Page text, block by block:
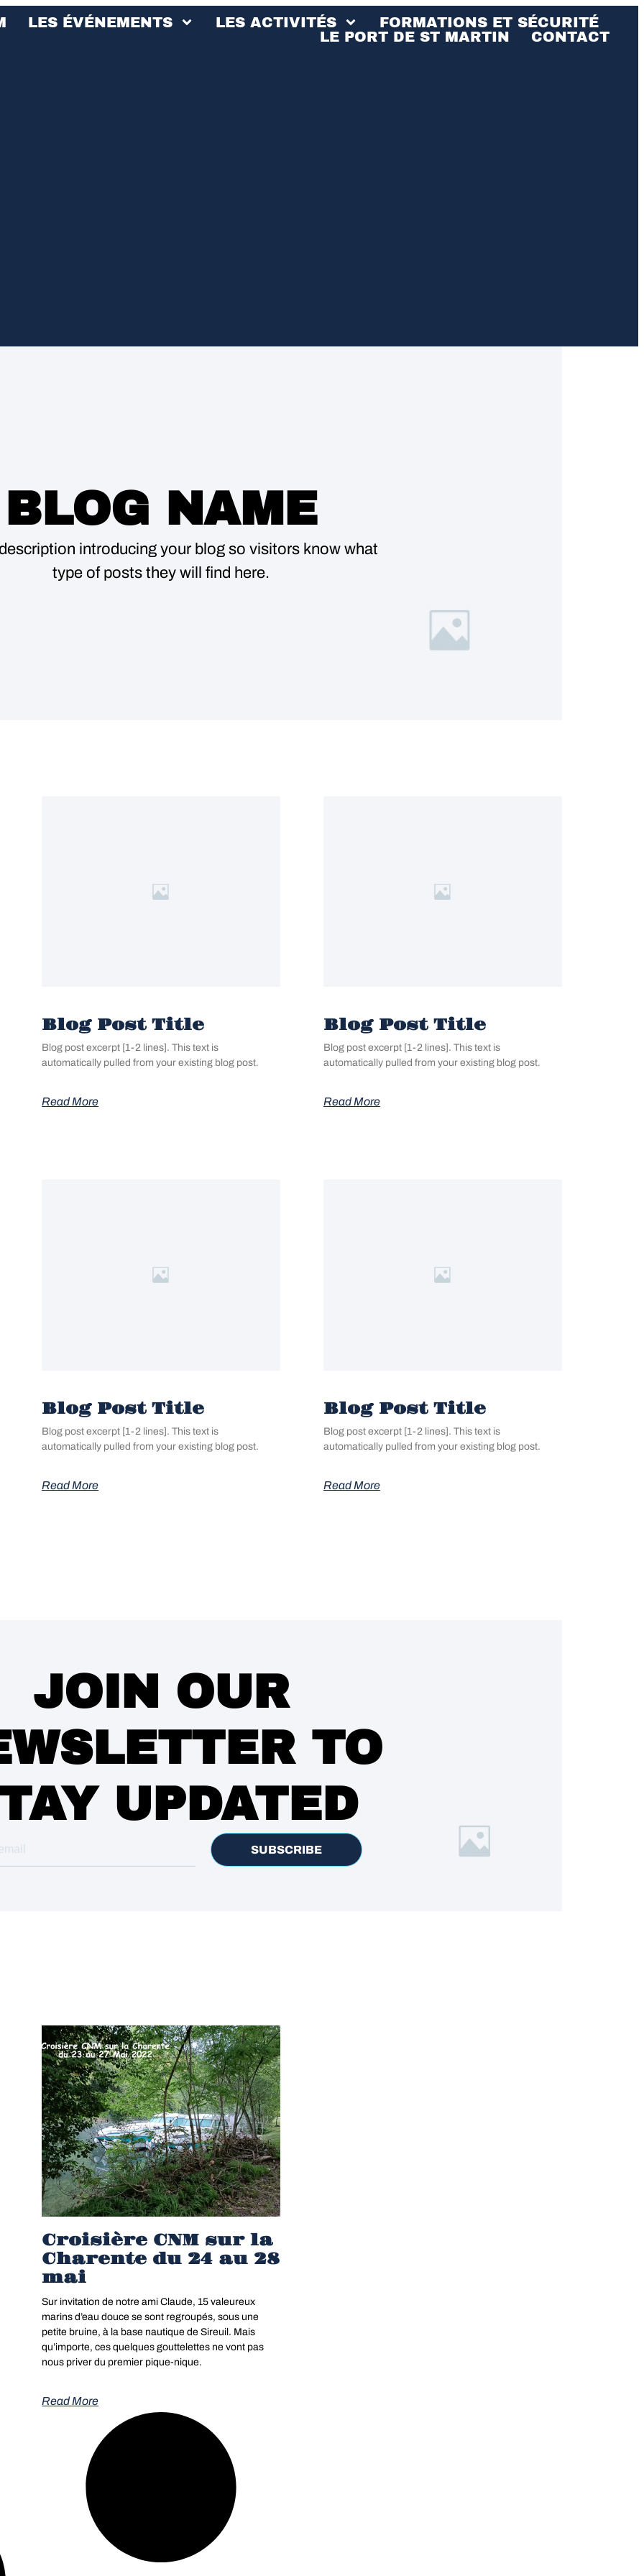
LES ÉVÉNEMENTS LES ACTIVITÉS
FORMATIONS ET SÉCURITÉ
LE PORT DE ST MARTIN
CONTACT
BLOG NAME
introducing your blog so visitors know what
type of posts they will find here.
Blog Post Title
Blog post excerpt [1-2 lines]. This text is
automatically pulled from your existing blog post.
Read More
Blog Post Title
Blog post excerpt [1-2 lines]. This text is
automatically pulled from your existing blog post.
Read More
Blog Post Title
Blog post excerpt [1-2 lines]. This text is
automatically pulled from your existing blog post.
Read More
Blog Post Title
Blog post excerpt [1-2 lines]. This text is
automatically pulled from your existing blog post.
Read More
JOIN OUR
TO
UPDATED
SUBSCRIBE
Croisière CNM sur la
Charente du 24 au 28
mai
Sur invitation de notre ami Claude, 15 valeureux
marins d’eau douce se sont regroupés, sous une
petite bruine, à la base nautique de Sireuil. Mais
qu’importe, ces quelques gouttelettes ne vont pas
nous priver du premier pique-nique.
Read More